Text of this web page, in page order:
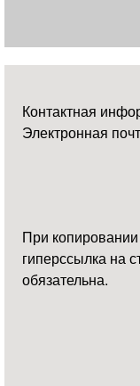
Контактная
Электронная
При
гиперссылка на
обязательна.